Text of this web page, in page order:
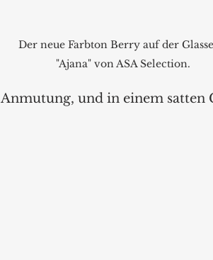
Der neue Farbton Berry auf der
"Ajana" von ASA Selection.
Anmutung, und in einem satten